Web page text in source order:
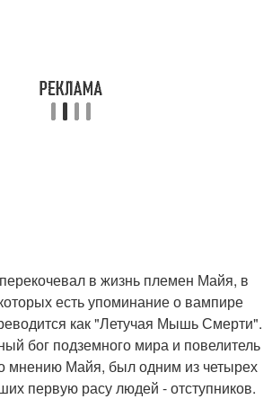
перекочевал в жизнь племен Майя, в
есть упоминание о вампире
как "Летучая Мышь Смерти".
бог подземного мира и повелитель
мнению Майя, был одним из четырех
первую расу людей - отступников.